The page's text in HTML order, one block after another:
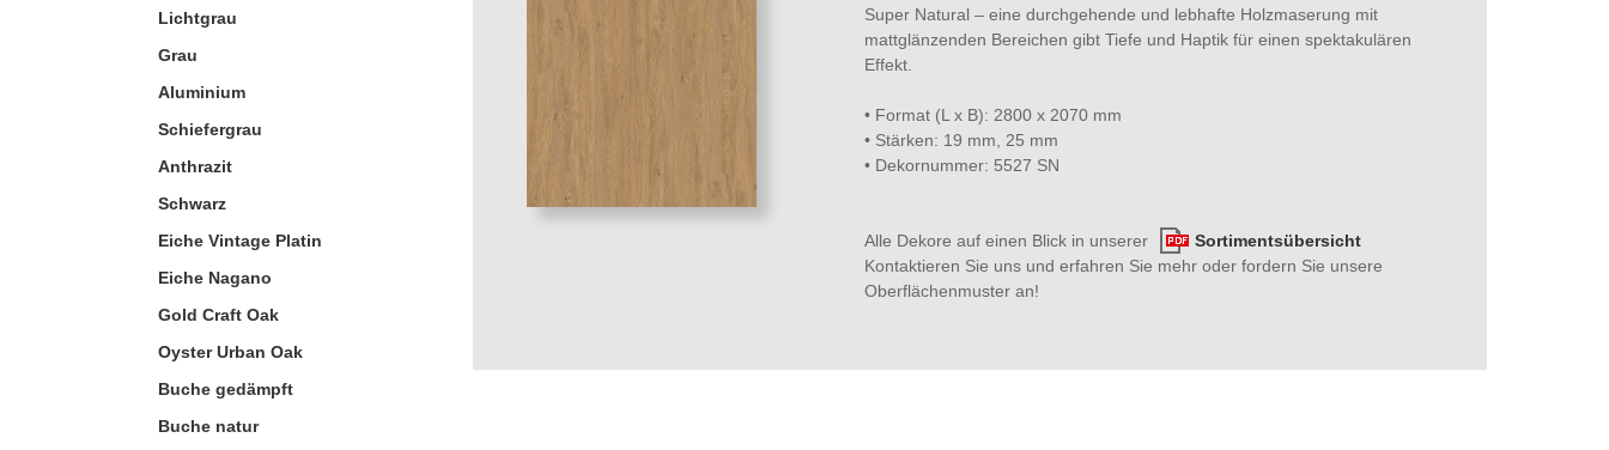
Super Natural – eine durchgehende und lebhafte Holzmaserung mit
mattglänzenden Bereichen gibt Tiefe und Haptik für einen spektakulären
Effekt.
• Format (L x B): 2800 x 2070 mm
• Stärken: 19 mm, 25 mm
• Dekornummer: 5527 SN
Alle Dekore auf einen Blick in unserer
Sortimentsübersicht
Kontaktieren Sie uns und erfahren Sie mehr oder fordern Sie unsere
Oberflächenmuster an!
Lichtgrau
Grau
Aluminium
Schiefergrau
Anthrazit
Schwarz
Eiche Vintage Platin
Eiche Nagano
Gold Craft Oak
Oyster Urban Oak
Buche gedämpft
Buche natur